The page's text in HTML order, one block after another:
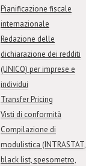
Pianificazione fiscale
internazionale
Redazione delle
dichiarazione dei redditi
(UNICO) per imprese e
individui
Transfer Pricing
Visti di conformità
Compilazione di
modulistica (INTRASTAT,
black list, spesometro,